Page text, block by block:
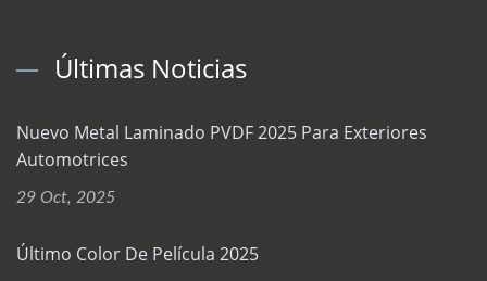
Últimas Noticias
Nuevo Metal Laminado PVDF 2025 Para Exteriores
Automotrices
29 Oct, 2025
Último Color De Película 2025